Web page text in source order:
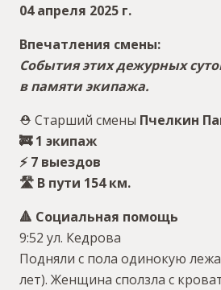
04 апреля 2025 г.
Впечатления смены:
События этих дежурных
в памяти экипажа.
⛑ Старший смены Пчелкин
🚒 1 экипаж
⚡️ 7 выездов
🛣 В пути 154 км.
🔺 Социальная помощь
9:52 ул. Кедрова
Подняли с пола одинокую
лет). Женщина сползла с